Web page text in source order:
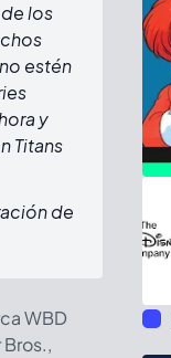
los
estén
y
Titans
de
WBD